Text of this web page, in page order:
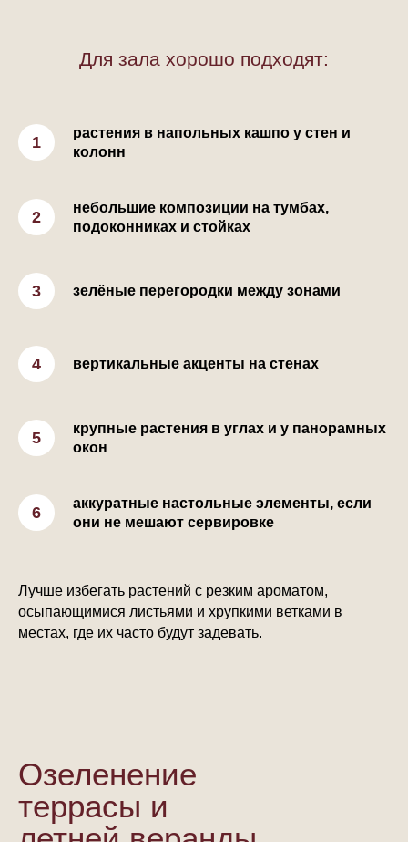
Для зала хорошо подходят:
растения в напольных кашпо у стен и
колонн
небольшие композиции на тумбах,
подоконниках и стойках
зелёные перегородки между зонами
вертикальные акценты на стенах
крупные растения в углах и у панорамных
окон
аккуратные настольные элементы, если
они не мешают сервировке
Лучше избегать растений с резким ароматом,
осыпающимися листьями и хрупкими ветками в
местах, где их часто будут задевать.
Озеленение
террасы и